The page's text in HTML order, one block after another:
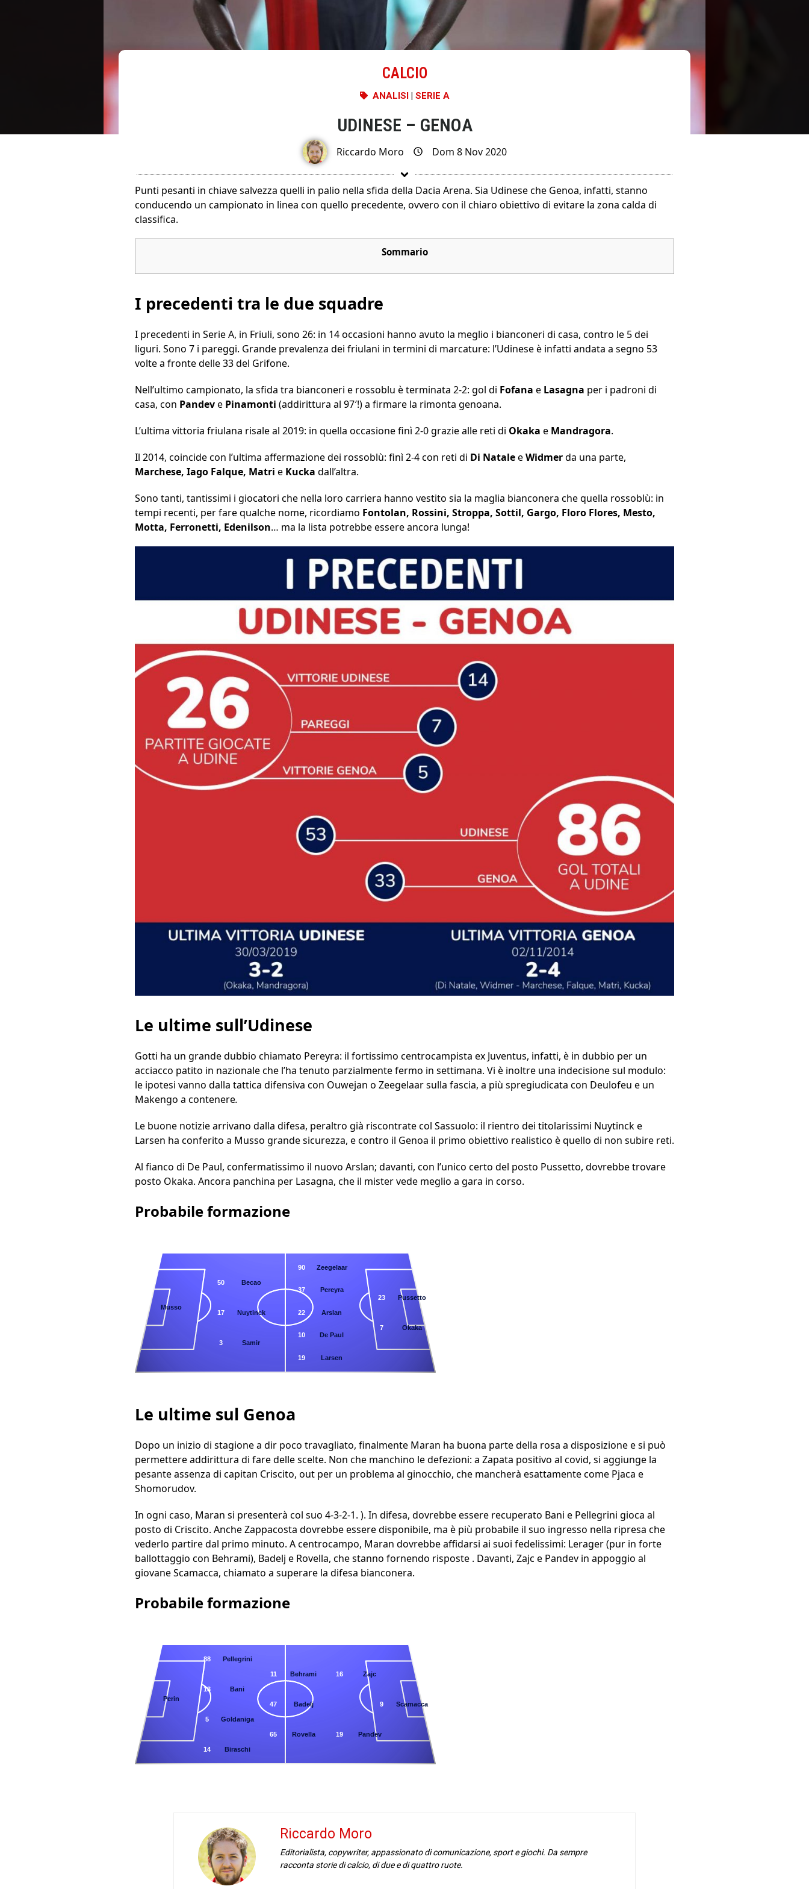
CALCIO
ANALISI| SERIE A
UDINESE – GENOA
Riccardo Moro Dom 8 Nov 2020
Punti pesanti in chiave salvezza quelli in palio nella sfida della Dacia Arena. Sia Udinese che Genoa, infatti, stanno
conducendo un campionato in linea con quello precedente, ovvero con il chiaro obiettivo di evitare la zona calda di
classifica.
Sommario
I precedenti tra le due squadre
I precedenti in Serie A, in Friuli, sono 26: in 14 occasioni hanno avuto la meglio i bianconeri di casa, contro le 5 dei
liguri. Sono 7 i pareggi. Grande prevalenza dei friulani in termini di marcature: l’Udinese è infatti andata a segno 53
volte a fronte delle 33 del Grifone.
Nell’ultimo campionato, la sfida tra bianconeri e rossoblu è terminata 2-2: gol di Fofana e Lasagna per i padroni di
casa, con Pandeve Pinamonti (addirittura al 97′!) a firmare la rimonta genoana.
L’ultima vittoria friulana risale al 2019: in quella occasione finì 2-0 grazie alle reti di Okaka e Mandragora.
Il 2014, coincide con l’ultima affermazione dei rossoblù: finì 2-4 con reti di Di NataleeWidmerda una parte,
Marchese, Iago Falque, Matri e Kucka dall’altra.
Sono tanti, tantissimi i giocatori che nella loro carriera hanno vestito sia la maglia bianconera che quella rossoblù: in
tempi recenti, per fare qualche nome, ricordiamo Fontolan, Rossini, Stroppa, Sottil, Gargo, Floro Flores, Mesto,
Motta, Ferronetti, Edenilson… ma la lista potrebbe essere ancora lunga!
Le ultime sull’Udinese
Gotti ha un grande dubbio chiamato Pereyra: il fortissimo centrocampista ex Juventus, infatti, è in dubbio per un
acciacco patito in nazionale che l’ha tenuto parzialmente fermo in settimana. Vi è inoltre una indecisione sul modulo:
le ipotesi vanno dalla tattica difensiva con Ouwejan o Zeegelaar sulla fascia, a più spregiudicata con Deulofeu e un
Makengo a contenere.
Le buone notizie arrivano dalla difesa, peraltro già riscontrate col Sassuolo: il rientro dei titolarissimi Nuytinck e
Larsen ha conferito a Musso grande sicurezza, e contro il Genoa il primo obiettivo realistico è quello di non subire reti.
Al fianco di De Paul, confermatissimo il nuovo Arslan; davanti, con l’unico certo del posto Pussetto, dovrebbe trovare
posto Okaka. Ancora panchina per Lasagna, che il mister vede meglio a gara in corso.
Probabile formazione
Musso
50 Becao
17 Nuytinck
3 Samir
90 Zeegelaar
37 Pereyra
22 Arslan
10 De Paul
19 Larsen
23 Pussetto
7 Okaka
Le ultime sul Genoa
Dopo un inizio di stagione a dir poco travagliato, finalmente Maran ha buona parte della rosa a disposizione e si può
permettere addirittura di fare delle scelte. Non che manchino le defezioni: a Zapata positivo al covid, si aggiunge la
pesante assenza di capitan Criscito, out per un problema al ginocchio, che mancherà esattamente come Pjaca e
Shomorudov.
In ogni caso, Maran si presenterà col suo 4-3-2-1. ). In difesa, dovrebbe essere recuperato Bani e Pellegrini gioca al
posto di Criscito. Anche Zappacosta dovrebbe essere disponibile, ma è più probabile il suo ingresso nella ripresa che
vederlo partire dal primo minuto. A centrocampo, Maran dovrebbe affidarsi ai suoi fedelissimi: Lerager (pur in forte
ballottaggio con Behrami), Badelj e Rovella, che stanno fornendo risposte . Davanti, Zajc e Pandev in appoggio al
giovane Scamacca, chiamato a superare la difesa bianconera.
Probabile formazione
Perin
88 Pellegrini
13 Bani
5 Goldaniga
14 Biraschi
11 Behrami
47 Badelj
65 Rovella
16 Zajc
19 Pandev
9 Scamacca
Riccardo Moro
Editorialista, copywriter, appassionato di comunicazione, sport e giochi. Da sempre
racconta storie di calcio, di due e di quattro ruote.